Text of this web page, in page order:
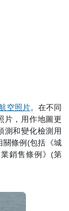
空照片。在不同
片，用作地圖更
測和變化檢測用
條例(包括《城
銷售條例》(第